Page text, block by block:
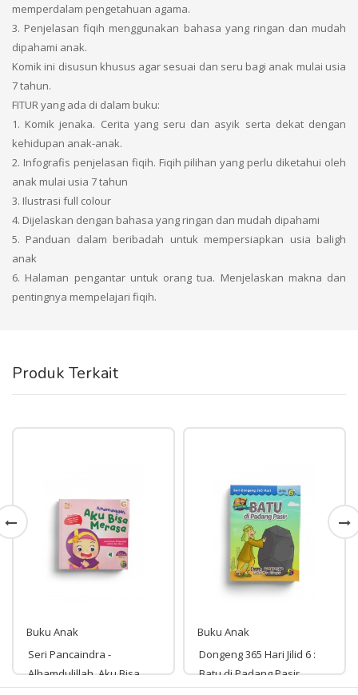
memperdalam pengetahuan agama.
3. Penjelasan fiqih menggunakan bahasa yang ringan dan mudah
dipahami anak.
Komik ini disusun khusus agar sesuai dan seru bagi anak mulai usia
7 tahun.
FITUR yang ada di dalam buku:
1. Komik jenaka. Cerita yang seru dan asyik serta dekat dengan
kehidupan anak-anak.
2. Infografis penjelasan fiqih. Fiqih pilihan yang perlu diketahui oleh
anak mulai usia 7 tahun
3. Ilustrasi full colour
4. Dijelaskan dengan bahasa yang ringan dan mudah dipahami
5. Panduan dalam beribadah untuk mempersiapkan usia baligh
anak
6. Halaman pengantar untuk orang tua. Menjelaskan makna dan
pentingnya mempelajari fiqih.
Produk Terkait
Buku Anak
Seri Pancaindra -
Alhamdulillah, Aku Bisa
Buku Anak
Dongeng 365 Hari Jilid 6 :
Batu di Padang Pasir